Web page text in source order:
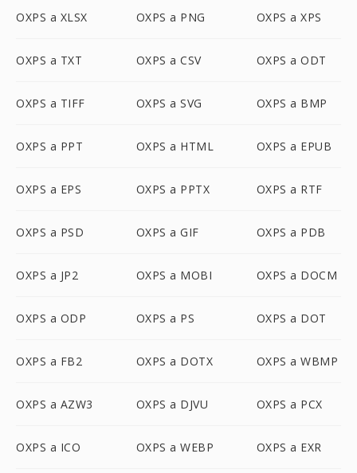
OXPS a XLSX OXPS a PNG OXPS a XPS
OXPS a TXT OXPS a CSV OXPS a ODT
OXPS a TIFF OXPS a SVG OXPS a BMP
OXPS a PPT OXPS a HTML OXPS a EPUB
OXPS a EPS OXPS a PPTX OXPS a RTF
OXPS a PSD OXPS a GIF OXPS a PDB
OXPS a JP2 OXPS a MOBI OXPS a DOCM
OXPS a ODP OXPS a PS OXPS a DOT
OXPS a FB2 OXPS a DOTX OXPS a WBMP
OXPS a AZW3 OXPS a DJVU OXPS a PCX
OXPS a ICO OXPS a WEBP OXPS a EXR